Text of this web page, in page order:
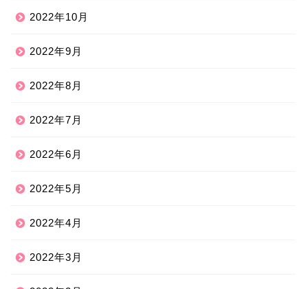
2022年10月
2022年9月
2022年8月
2022年7月
2022年6月
2022年5月
2022年4月
2022年3月